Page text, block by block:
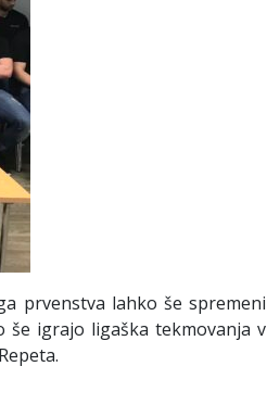
prvenstva lahko še spremeni
igrajo ligaška tekmovanja v